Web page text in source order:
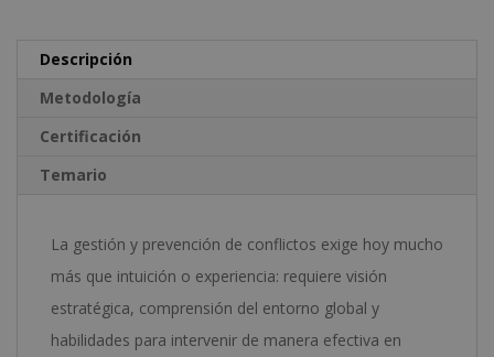
Experto
Urbanos
Violentos
Doble
Titulación
Diploma
Descripción
Metodología
Certificación
Temario
La gestión y prevención de conflictos exige hoy mucho
más que intuición o experiencia: requiere visión
estratégica, comprensión del entorno global y
habilidades para intervenir de manera efectiva en